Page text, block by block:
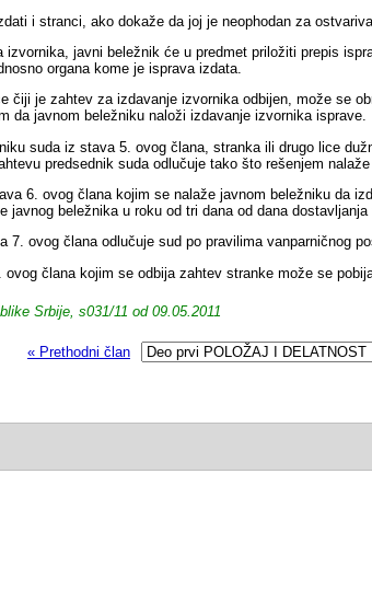
i stranci, ako dokaže da joj je neophodan za
izvornika, javni beležnik će u predmet priložiti prepis
organa kome je isprava izdata.
čiji je zahtev za izdavanje izvornika odbijen, može se
da javnom beležniku naloži izdavanje izvornika isprave.
suda iz stava 5. ovog člana, stranka ili drugo lice
predsednik suda odlučuje tako što rešenjem
6. ovog člana kojim se nalaže javnom beležniku da
javnog beležnika u roku od tri dana od dana dostavljanja
7. ovog člana odlučuje sud po pravilima vanparničnog
člana kojim se odbija zahtev stranke može se
Srbije, s031/11 od 09.05.2011
« Prethodni član